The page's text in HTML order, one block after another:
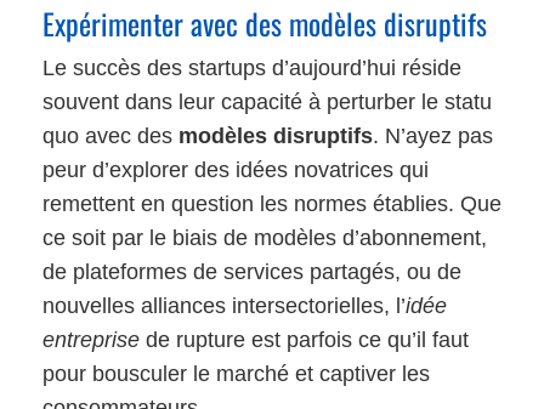
Expérimenter avec des modèles disruptifs
Le succès des startups d’aujourd’hui réside
souvent dans leur capacité à perturber le statu
quo avec des modèles disruptifs. N’ayez pas
peur d’explorer des idées novatrices qui
remettent en question les normes établies. Que
ce soit par le biais de modèles d’abonnement,
de plateformes de services partagés, ou de
nouvelles alliances intersectorielles, l’idée
entreprise de rupture est parfois ce qu’il faut
pour bousculer le marché et captiver les